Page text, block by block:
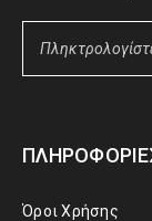
Όροι Χρήσης